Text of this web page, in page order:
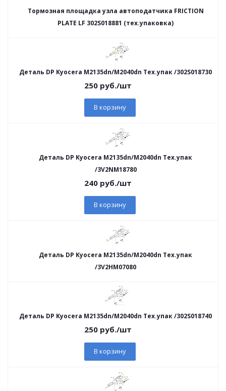
Тормозная площадка узла автоподатчика FRICTION
PLATE LF 302S018881 (тех.упаковка)
Деталь DP Kyocera M2135dn/M2040dn Тех.упак /302S018730
250 руб./шт
В корзину
Деталь DP Kyocera M2135dn/M2040dn Тех.упак
/3V2NM18780
240 руб./шт
В корзину
Деталь DP Kyocera M2135dn/M2040dn Тех.упак
/3V2HM07080
Деталь DP Kyocera M2135dn/M2040dn Тех.упак /302S018740
250 руб./шт
В корзину